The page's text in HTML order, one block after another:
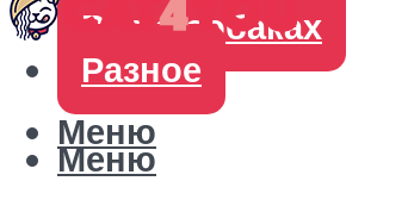
Все о собаках
Разное
Меню
Меню